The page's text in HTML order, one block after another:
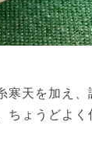
寒天を加え、
ちょうどよく